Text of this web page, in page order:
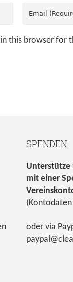
this browser for
SPENDEN
Unterstütze
mit einer
oder via